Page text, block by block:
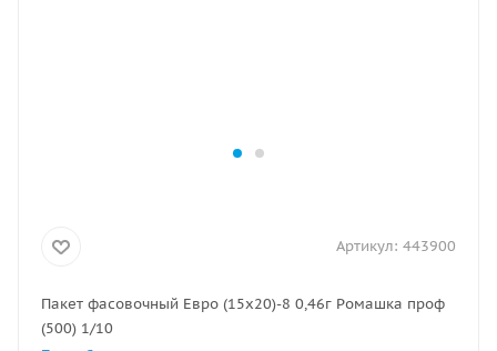
Артикул: 443900
Пакет фасовочный Евро (15х20)-8 0,46г Ромашка проф
(500) 1/10